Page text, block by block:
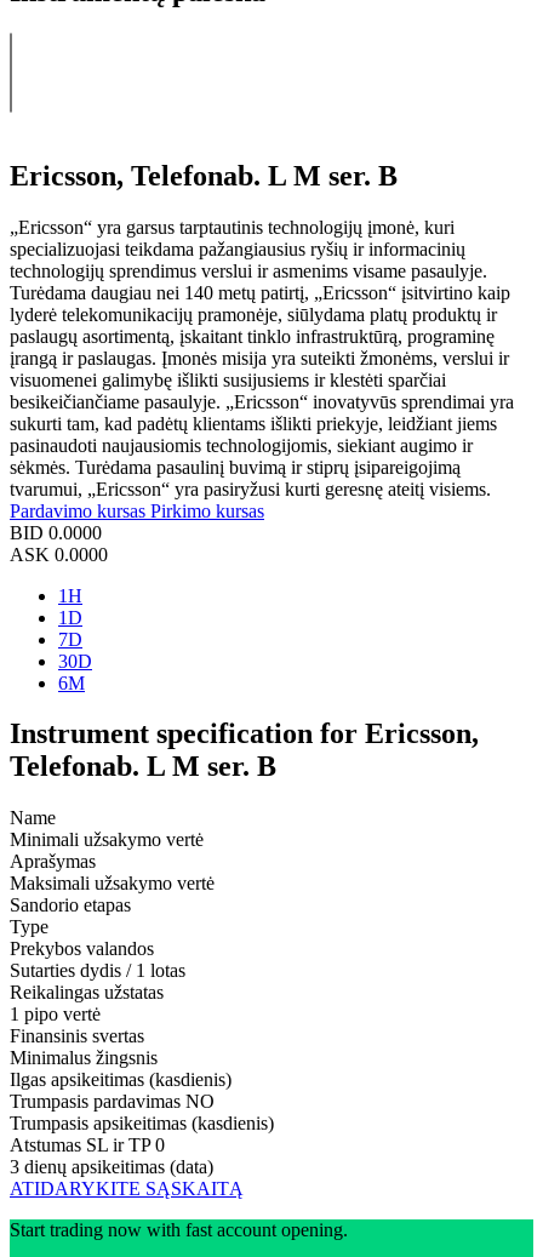
Ericsson, Telefonab. L M ser. B
„Ericsson“ yra garsus tarptautinis technologijų įmonė, kuri
specializuojasi teikdama pažangiausius ryšių ir informacinių
technologijų sprendimus verslui ir asmenims visame pasaulyje.
Turėdama daugiau nei 140 metų patirtį, „Ericsson“ įsitvirtino kaip
lyderė telekomunikacijų pramonėje, siūlydama platų produktų ir
paslaugų asortimentą, įskaitant tinklo infrastruktūrą, programinę
įrangą ir paslaugas. Įmonės misija yra suteikti žmonėms, verslui ir
visuomenei galimybę išlikti susijusiems ir klestėti sparčiai
besikeičiančiame pasaulyje. „Ericsson“ inovatyvūs sprendimai yra
sukurti tam, kad padėtų klientams išlikti priekyje, leidžiant jiems
pasinaudoti naujausiomis technologijomis, siekiant augimo ir
sėkmės. Turėdama pasaulinį buvimą ir stiprų įsipareigojimą
tvarumui, „Ericsson“ yra pasiryžusi kurti geresnę ateitį visiems.
Pardavimo kursas Pirkimo kursas
BID 0.0000
ASK 0.0000
1H
1D
7D
30D
6M
Instrument specification for Ericsson,
Telefonab. L M ser. B
Name
Minimali užsakymo vertė
Aprašymas
Maksimali užsakymo vertė
Sandorio etapas
Type
Prekybos valandos
Sutarties dydis / 1 lotas
Reikalingas užstatas
1 pipo vertė
Finansinis svertas
Minimalus žingsnis
Ilgas apsikeitimas (kasdienis)
Trumpasis pardavimas NO
Trumpasis apsikeitimas (kasdienis)
Atstumas SL ir TP 0
3 dienų apsikeitimas (data)
ATIDARYKITE SĄSKAITĄ
Start trading now with fast account opening.